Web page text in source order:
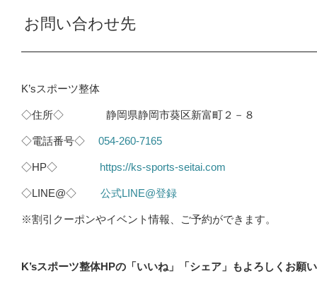
お問い合わせ先
K’sスポーツ整体
◇住所◇ 静岡県静岡市葵区新富町２－８
◇電話番号◇ 054-260-7165
◇HP◇ https://ks-sports-seitai.com
◇LINE@◇ 公式LINE@登録
※割引クーポンやイベント情報、ご予約ができます。
K’sスポーツ整体HPの「いいね」「シェア」もよろしくお願